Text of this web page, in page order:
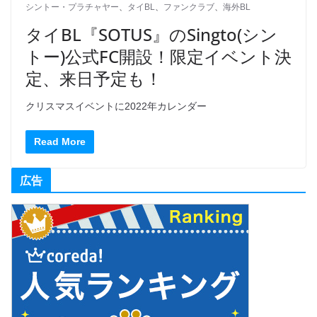
シントー・プラチャヤー
タイBL ファンクラブ 海外BL
タイBL『SOTUS』のSingto(シン
トー)公式FC開設！限定イベント決
定、来日予定も！
クリスマスイベントに2022年カレンダー
Read More
広告